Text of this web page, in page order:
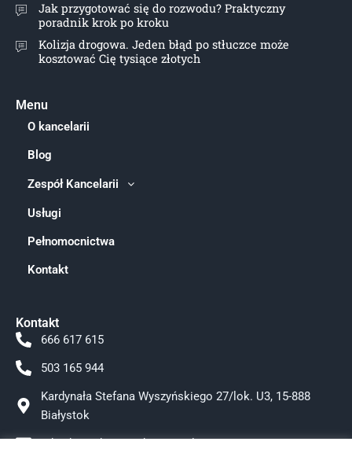
Jak przygotować się do rozwodu? Praktyczny
poradnik krok po kroku
Kolizja drogowa. Jeden błąd po stłuczce może
kosztować Cię tysiące złotych
Menu
O kancelarii
Blog
Zespół Kancelarii
Usługi
Pełnomocnictwa
Kontakt
Kontakt
666 617 615
503 165 944
Kardynała Stefana Wyszyńskiego 27/lok. U3, 15-888
Białystok
adwokat.tokarzewska@gmail.com